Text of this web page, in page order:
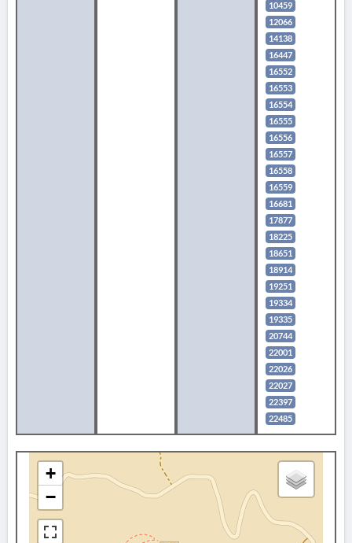
10459
12066
14138
16447
16552
16553
16554
16555
16556
16557
16558
16559
16681
17877
18225
18651
18914
19251
19334
19335
20744
22001
22026
22027
22397
22485
+
−